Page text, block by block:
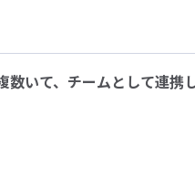
数いて、チームとして連携